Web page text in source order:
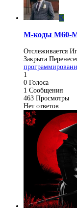
K
М-коды M60-
Отслеживается
Закрыта
1
0 Голоса
1 Сообщения
463 Просмотры
Нет ответов